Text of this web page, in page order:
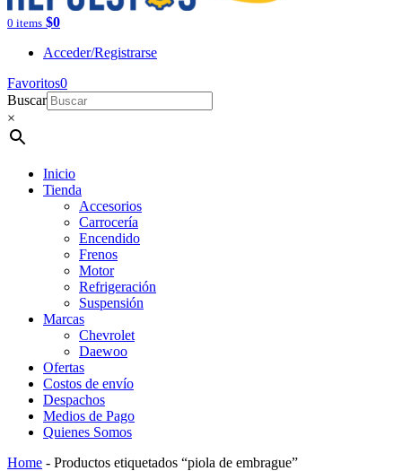
0 items $0
Acceder/Registrarse
Favoritos0
Buscar
×
Inicio
Tienda
Accesorios
Carrocería
Encendido
Frenos
Motor
Refrigeración
Suspensión
Marcas
Chevrolet
Daewoo
Ofertas
Costos de envío
Despachos
Medios de Pago
Quienes Somos
Home - Productos etiquetados “piola de embrague”